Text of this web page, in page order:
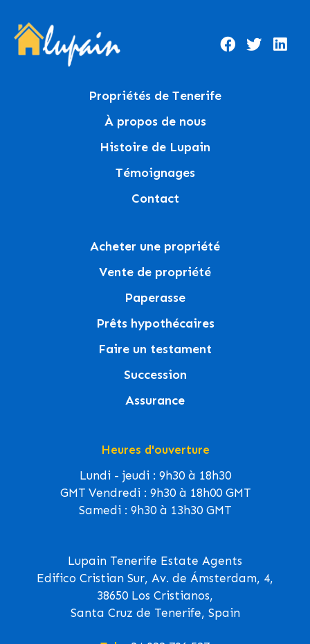
Propriétés de Tenerife
À propos de nous
Histoire de Lupain
Témoignages
Contact
Acheter une propriété
Vente de propriété
Paperasse
Prêts hypothécaires
Faire un testament
Succession
Assurance
Heures d'ouverture
Lundi - jeudi : 9h30 à 18h30
GMT Vendredi : 9h30 à 18h00 GMT
Samedi : 9h30 à 13h30 GMT
Lupain Tenerife Estate Agents
Edifico Cristian Sur, Av. de Ámsterdam, 4,
38650 Los Cristianos,
Santa Cruz de Tenerife, Spain